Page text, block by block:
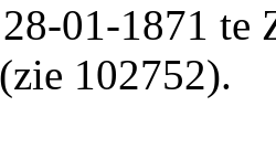
01-1871 te
(zie 102752).